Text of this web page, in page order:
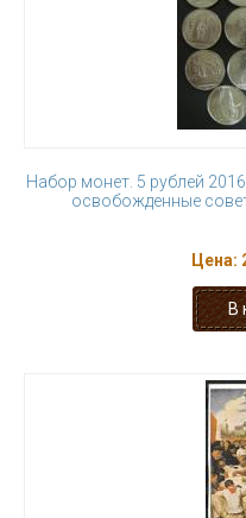
Набор монет. 5 рублей
освобожденные
Цена: